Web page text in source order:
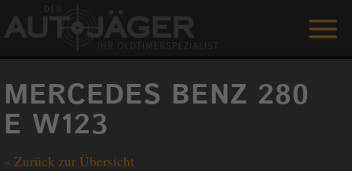
ANGEBOTE
REFERENZEN
MERCEDES BENZ 280
E W123
« Zurück zur Übersicht